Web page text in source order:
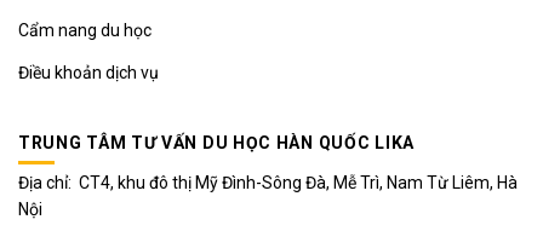
Cẩm nang du học
Điều khoản dịch vụ
TRUNG TÂM TƯ VẤN DU HỌC HÀN QUỐC LIKA
Địa chỉ: CT4, khu đô thị Mỹ Đình-Sông Đà, Mễ Trì, Nam Từ Liêm, Hà
Nội